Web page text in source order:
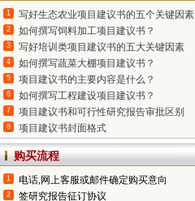
1 写好生态农业项目建议书的五个关键因素
2 如何撰写饲料加工项目建议书？
3 写好培训类项目建议书的五大关键因素
4 如何撰写蔬菜大棚项目建议书？
5 项目建议书的主要内容是什么？
6 如何撰写工程建设项目建议书？
7 项目建议书和可行性研究报告审批区别
8 项目建议书封面格式
购买流程
1 电话,网上客服或邮件确定购买意向
2 签研究报告征订协议